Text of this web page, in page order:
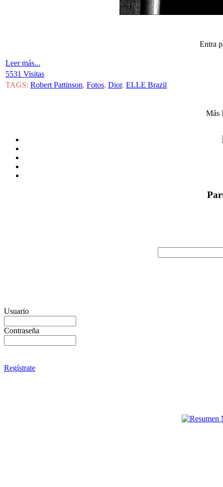
Entra
Leer más...
5531 Visitas
TAGS: Robert Pattinson, Fotos, Dior, ELLE Brazil
Más
Usuario
Contraseña
Regístrate